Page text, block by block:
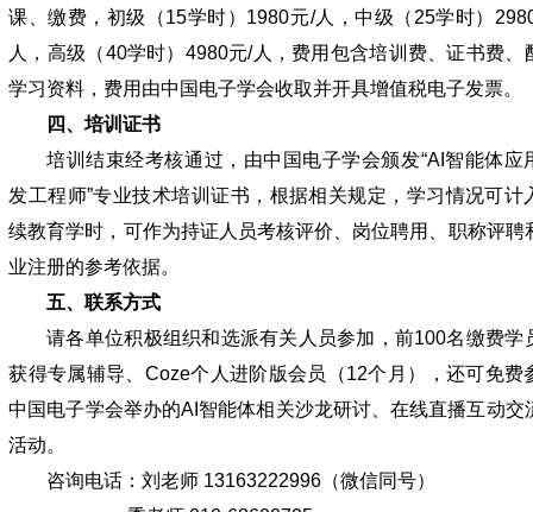
课、缴费，初级（15学时）1980元/人，中级（25学时）
人，高级（40学时）4980元/人，费用包含培训费、证书费、
学习资料，费用由中国电子学会收取并开具增值税电子发票。
四、培训证书
培训结束经考核通过，由中国电子学会颁发“AI智能体应
发工程师”专业技术培训证书，根据相关规定，学习情况可计
续教育学时，可作为持证人员考核评价、岗位聘用、职称评聘
业注册的参考依据。
五、联系方式
请各单位积极组织和选派有关人员参加，前100名缴费学
获得专属辅导、Coze个人进阶版会员（12个月），还可免费
中国电子学会举办的AI智能体相关沙龙研讨、在线直播互动交
活动。
咨询电话：刘老师 13163222996（微信同号）